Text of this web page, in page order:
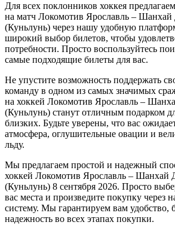
Для всех поклонников хоккея
на матч Локомотив Ярославль –
(Куньлунь) через нашу удобную
широкий выбор билетов, чтобы
потребности. Просто воспользуйтесь
самые подходящие билеты для вас.
Не упустите возможность поддержать
команду в одном из самых значимых
на хоккей Локомотив Ярославль –
(Куньлунь) станут отличным подарком
близких. Будьте уверены, что вас
атмосфера, оглушительные овации и
льду.
Мы предлагаем простой и надежный
хоккей Локомотив Ярославль – Шанхай
(Куньлунь) 8 сентября 2026. Просто
вас места и произведите покупку через
систему. Мы гарантируем вам удобство,
надежность во всех этапах покупки.